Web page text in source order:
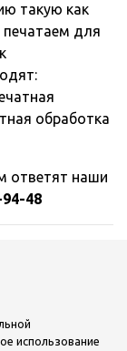
такую как
для
обработка
ответят наши
94-48
использование